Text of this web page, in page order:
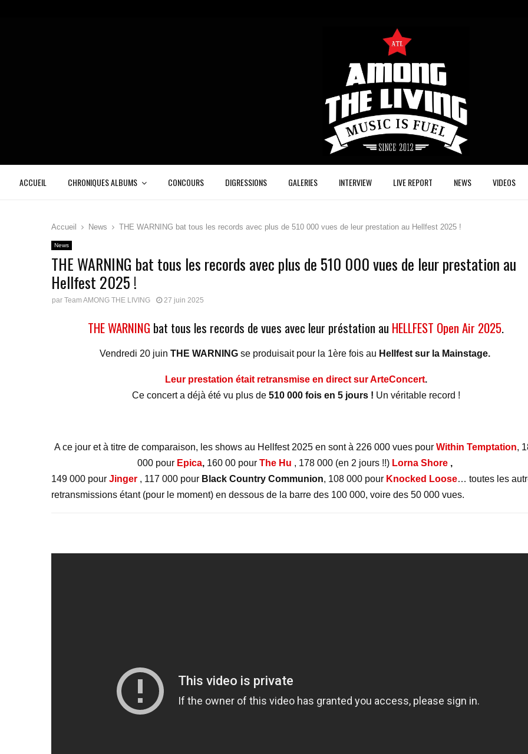
ACCUEIL CHRONIQUES ALBUMS CONCOURS DIGRESSIONS GALERIES INTERVIEW LIVE REPORT NEWS VIDEOS
Accueil News THE WARNING bat tous les records avec plus de 510 000 vues de leur prestation au Hellfest 2025 !
News
THE WARNING bat tous les records avec plus de 510 000 vues de leur prestation au
Hellfest 2025 !
par Team AMONG THE LIVING 27 juin 2025
THE WARNING bat tous les records de vues avec leur préstation au HELLFEST Open Air 2025.
Vendredi 20 juin THE WARNING se produisait pour la 1ère fois au Hellfest sur la Mainstage.
Leur prestation était retransmise en direct sur ArteConcert.
Ce concert a déjà été vu plus de 510 000 fois en 5 jours ! Un véritable record !
A ce jour et à titre de comparaison, les shows au Hellfest 2025 en sontà 226 000 vues pour Within Temptation,
000 pour Epica,160 00 pour The Hu , 178 000 (en 2 jours !!) Lorna Shore ,
149 000 pour Jinger , 117 000 pour Black Country Communion, 108 000 pour Knocked Loose… toutes les
retransmissions étant (pour le moment) en dessous de la barre des 100 000, voire des 50 000 vues.